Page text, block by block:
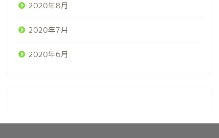
2020年8月
2020年7月
2020年6月